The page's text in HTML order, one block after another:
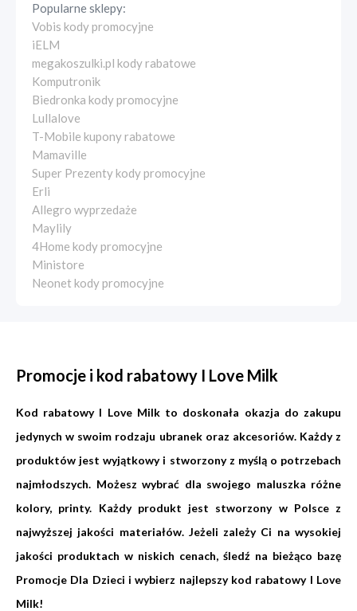
Popularne sklepy:
Vobis kody promocyjne
iELM
megakoszulki.pl kody rabatowe
Komputronik
Biedronka kody promocyjne
Lullalove
T-Mobile kupony rabatowe
Mamaville
Super Prezenty kody promocyjne
Erli
Allegro wyprzedaże
Maylily
4Home kody promocyjne
Ministore
Neonet kody promocyjne
Promocje i kod rabatowy I Love Milk
Kod rabatowy I Love Milk to doskonała okazja do zakupu
jedynych w swoim rodzaju ubranek oraz akcesoriów. Każdy z
produktów jest wyjątkowy i stworzony z myślą o potrzebach
najmłodszych. Możesz wybrać dla swojego maluszka różne
kolory, printy. Każdy produkt jest stworzony w Polsce z
najwyższej jakości materiałów. Jeżeli zależy Ci na wysokiej
jakości produktach w niskich cenach, śledź na bieżąco bazę
Promocje Dla Dzieci i wybierz najlepszy kod rabatowy I Love
Milk!